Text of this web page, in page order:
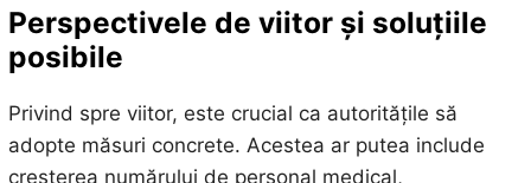
Perspectivele de viitor și soluțiile
posibile
Privind spre viitor, este crucial ca autoritățile să
adopte măsuri concrete. Acestea ar putea include
creșterea numărului de personal medical,